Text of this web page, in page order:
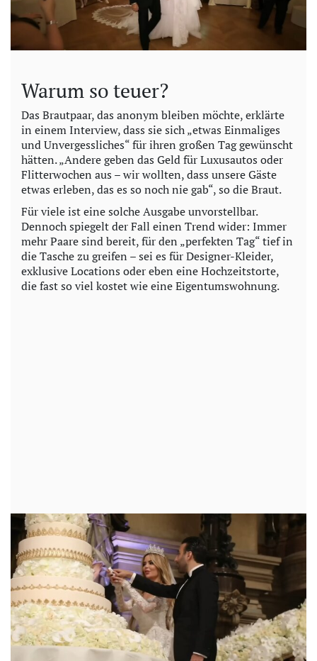
Warum so teuer?
Das Brautpaar, das anonym bleiben möchte, erklärte
in einem Interview, dass sie sich „etwas Einmaliges
und Unvergessliches“ für ihren großen Tag gewünscht
hätten. „Andere geben das Geld für Luxusautos oder
Flitterwochen aus – wir wollten, dass unsere Gäste
etwas erleben, das es so noch nie gab“, so die Braut.
Für viele ist eine solche Ausgabe unvorstellbar.
Dennoch spiegelt der Fall einen Trend wider: Immer
mehr Paare sind bereit, für den „perfekten Tag“ tief in
die Tasche zu greifen – sei es für Designer-Kleider,
exklusive Locations oder eben eine Hochzeitstorte,
die fast so viel kostet wie eine Eigentumswohnung.